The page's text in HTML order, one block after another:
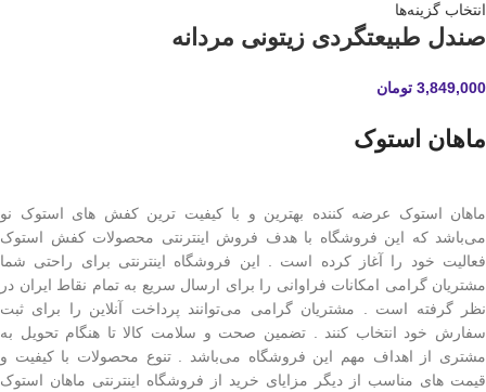
انتخاب گزینه‌ها
صندل طبیعتگردی زیتونی مردانه
3,849,000 تومان
ماهان استوک
ماهان استوک عرضه کننده بهترین و با کیفیت ترین کفش های استوک نو
می‌باشد که این فروشگاه با هدف فروش اینترنتی محصولات کفش استوک
فعالیت خود را آغاز کرده است . این فروشگاه اینترنتی برای راحتی شما
مشتریان گرامی امکانات فراوانی را برای ارسال سریع به تمام نقاط ایران در
نظر گرفته است . مشتریان گرامی می‌توانند پرداخت آنلاین را برای ثبت
سفارش خود انتخاب کنند . تضمین صحت و سلامت کالا تا هنگام تحویل به
مشتری از اهداف مهم این فروشگاه می‌باشد . تنوع محصولات با کیفیت و
قیمت های مناسب از دیگر مزایای خرید از فروشگاه اینترنتی ماهان استوک